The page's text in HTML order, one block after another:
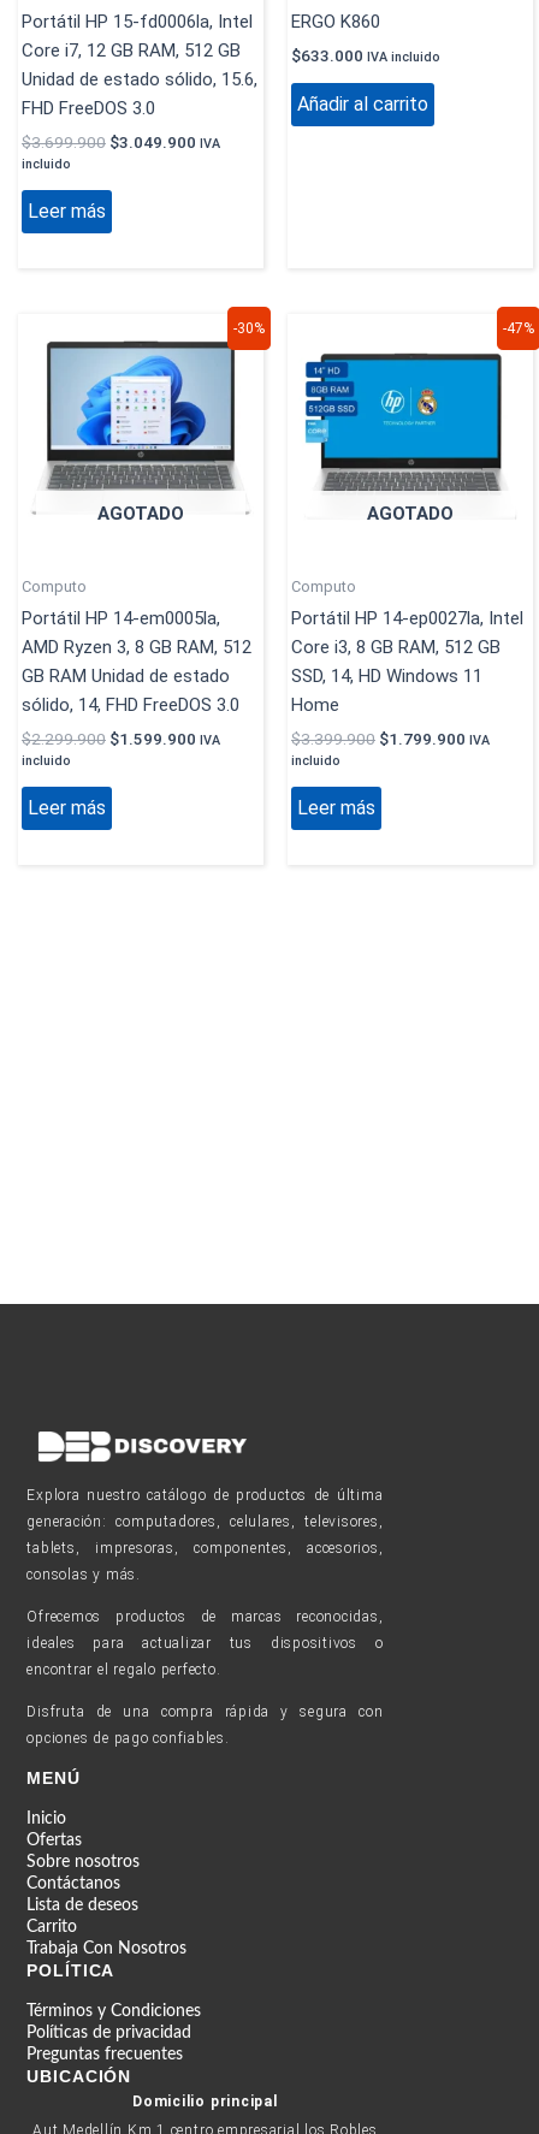
Portátil HP 15-fd0006la, Intel
Core i7, 12 GB RAM, 512 GB
Unidad de estado sólido, 15.6,
FHD FreeDOS 3.0
$3.699.900 $3.049.900 IVA
incluido
Leer más
ERGO K860
$633.000 IVA incluido
Añadir al carrito
-30%
AGOTADO
Computo
Portátil HP 14-em0005la,
AMD Ryzen 3, 8 GB RAM, 512
GB RAM Unidad de estado
sólido, 14, FHD FreeDOS 3.0
$2.299.900
precio
original
era:
$2.299.900.
$1.599.900
precio
$1.599.900.
IVA
incluido
Leer más
-47%
AGOTADO
Computo
Portátil HP 14-ep0027la, Intel
Core i3, 8 GB RAM, 512 GB
SSD, 14, HD Windows 11
Home
$3.399.900
original
$3.399.900.
$1.799.900
precio
actual
IVA
incluido
Leer más
Explora nuestro catálogo de productos de última
generación: computadores, celulares, televisores,
tablets, impresoras, componentes, accesorios,
consolas y más.
Ofrecemos productos de marcas reconocidas,
ideales para actualizar tus dispositivos o
encontrar el regalo perfecto.
Disfruta de una compra rápida y segura con
opciones de pago confiables.
MENÚ
Inicio
Ofertas
Sobre nosotros
Contáctanos
Lista de deseos
Carrito
Trabaja Con Nosotros
POLÍTICA
Términos y Condiciones
Políticas de privacidad
Preguntas frecuentes
UBICACIÓN
Domicilio principal